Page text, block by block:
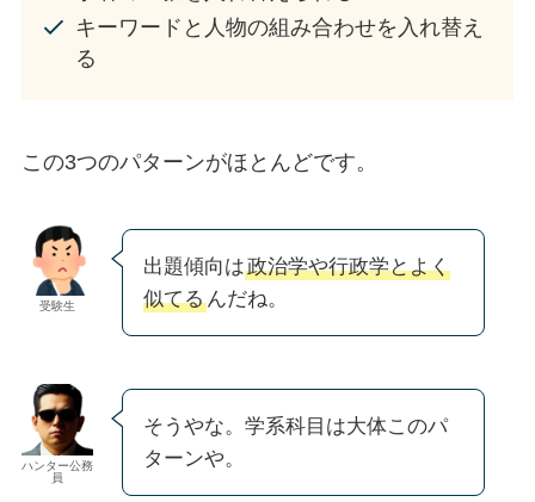
キーワードと人物の組み合わせを入れ替え
る
この3つのパターンがほとんどです。
受験生
出題傾向は政治学や行政学とよく
似てるんだね。
ハンター公務
員
そうやな。学系科目は大体このパ
ターンや。